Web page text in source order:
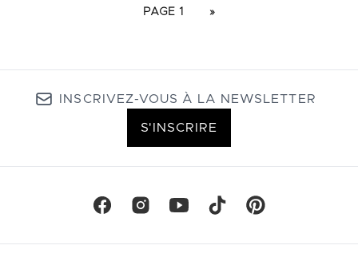
PAGE 1 »
INSCRIVEZ-VOUS À LA NEWSLETTER
S'INSCRIRE